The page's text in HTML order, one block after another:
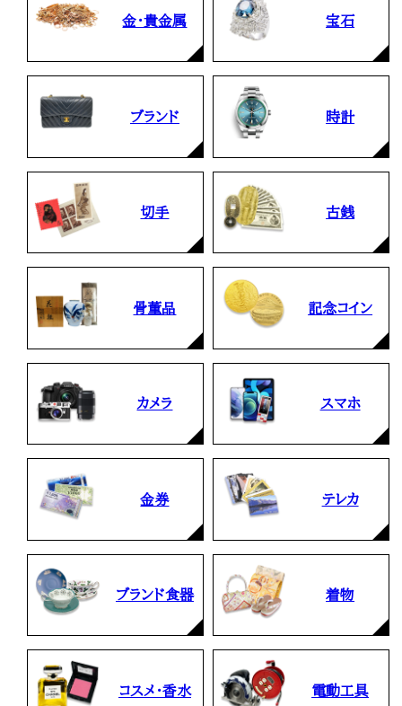
金・貴金属 宝石
ブランド 時計
切手 古銭
骨董品 記念コイン
カメラ スマホ
金券 テレカ
ブランド食器 着物
コスメ・香水 電動工具